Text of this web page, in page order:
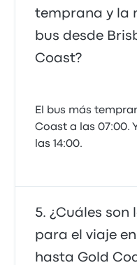
temprana y la
bus desde
Coast?
El bus más
Coast a las 07:00.
las 14:00.
¿Cuáles son
para el viaje
hasta Gold